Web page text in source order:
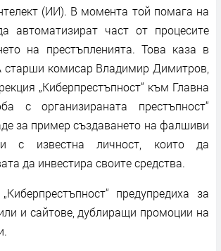
(ИИ). В момента той помага на
автоматизират част от процесите
на престъпленията. Това каза в
старши комисар Владимир Димитров,
„Киберпрестъпност“ към Главна
с организираната престъпност“
за пример създаването на фалшиви
с известна личност, които да
да инвестира своите средства.
предупредиха за
и сайтове, дублиращи промоции на